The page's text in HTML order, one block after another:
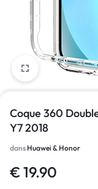
Coque 360
Y7 2018
dans Huawei & Honor
€ 19.90